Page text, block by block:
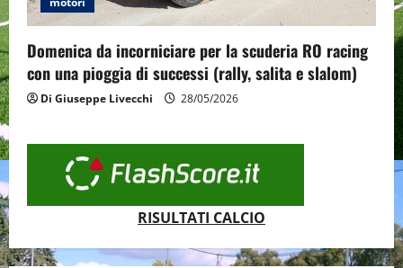
Domenica da incorniciare per la scuderia RO racing
con una pioggia di successi (rally, salita e slalom)
Di Giuseppe Livecchi 28/05/2026
RISULTATI CALCIO